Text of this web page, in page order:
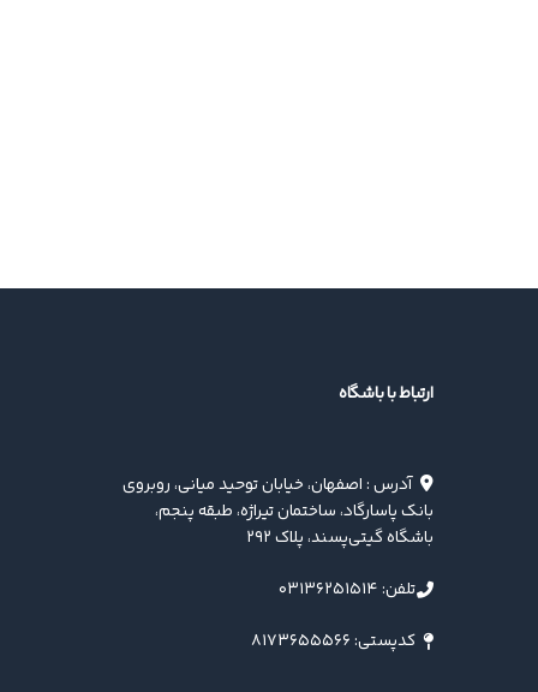
ارتباط با باشگاه
آدرس : اصفهان، خیابان توحید میانی، روبروی
بانک پاسارگاد، ساختمان تیراژه، طبقه پنجم،
باشگاه گیتی‌پسند، پلاک ۲۹۲
تلفن: ۰۳۱۳۶۲۵۱۵۱۴
کدپستی: ۸۱۷۳۶۵۵۵۶۶